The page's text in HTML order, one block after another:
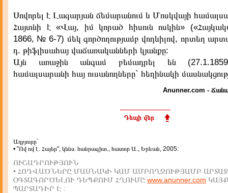
Սովորել է Լազարյան ճեմարանում և Մոսկվայի
Հայտնի է «Վայ, իմ կորած հիսուն ոսկին»
1866, № 6-7) մեկ գործողությամբ վոդևիլով, որտեղ
դ. թիֆլիսահայ վաճառականների կյանքը:
Այն առաջին անգամ բեմադրել են
համալսարանի հայ ուսանողները` հեղինակի
Anunner.com -
Դեպի վեր
Աղբյուրը`
• "Ով ով է. Հայեր", կենս. հանրագիտ., հատոր Ա., Երևան, 2005:
ՈՒՇԱԴՐՈՒԹՅՈՒՆ
• ՀՈԴՎԱԾՆԵՐԸ ՄԱՍՆԱԿԻ ԿԱՄ ԱՄԲՈՂՋՈՒԹՅԱՄԲ
ՕԳՏԱԳՈՐԾԵԼՈՒ ԴԵՊՔՈՒՄ ՀՂՈՒՄԸ www.anunner.com
ՊԱՐՏԱԴԻՐ Է :